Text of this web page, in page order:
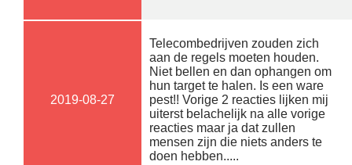
2019-08-27
Telecombedrijven zouden zich
aan de regels moeten houden.
Niet bellen en dan ophangen om
hun target te halen. Is een ware
pest!! Vorige 2 reacties lijken mij
uiterst belachelijk na alle vorige
reacties maar ja dat zullen
mensen zijn die niets anders te
doen hebben.....